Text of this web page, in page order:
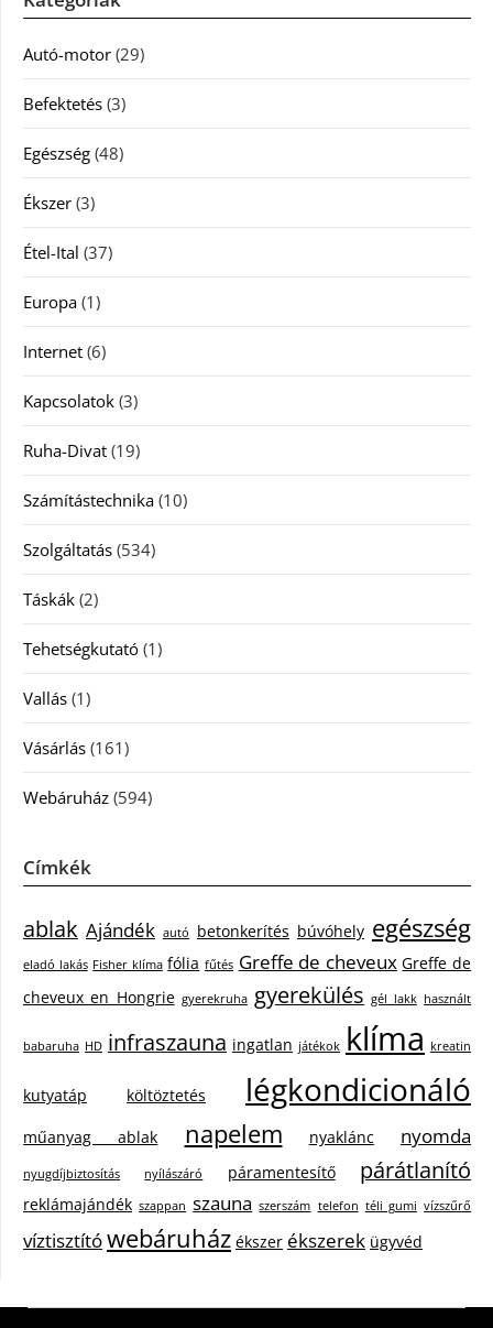
Autó-motor (29)
Befektetés (3)
Egészség (48)
Ékszer (3)
Étel-Ital (37)
Europa (1)
Internet (6)
Kapcsolatok (3)
Ruha-Divat (19)
Számítástechnika (10)
Szolgáltatás (534)
Táskák (2)
Tehetségkutató (1)
Vallás (1)
Vásárlás (161)
Webáruház (594)
Címkék
ablak Ajándék autó betonkerítés búvóhely egészség
eladó lakás Fisher klíma fólia fűtés Greffe de cheveux Greffe de
cheveux en Hongrie gyerekruha gyerekülés gél lakk használt
babaruha HD infraszauna ingatlan játékok klíma kreatin
kutyatáp költöztetés légkondicionáló
műanyag ablak napelem nyaklánc nyomda
nyugdíjbiztosítás nyílászáró páramentesítő párátlanító
reklámajándék szappan szauna szerszám telefon téli gumi vízszűrő
víztisztítówebáruház ékszer ékszerek ügyvéd